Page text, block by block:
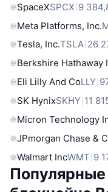
SpaceXSPCX 9
Meta Platforms, Inc.
Tesla, Inc.TSLA 26
Berkshire Hathaway
Eli Lilly And CoLLY
SK HynixSKHY 11
Micron Technology
JPmorgan Chase &
Walmart IncWMT 9